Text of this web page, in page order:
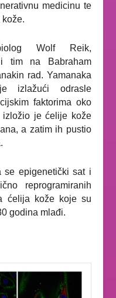
medicinu te
Wolf Reik,
tim na Babraham
rad. Yamanaka
izlažući odrasle
faktorima oko
je ćelije kože
a zatim ih pustio
epigenetički sat i
reprogramiranih
ćelija kože koje su
godina mlađi.